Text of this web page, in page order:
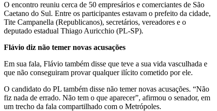
O encontro reuniu cerca de 50 empresários e comerciantes de São
Caetano do Sul. Entre os participantes estavam o prefeito da cidade,
Tite Campanella (Republicanos), secretários, vereadores e o
deputado estadual Thiago Auricchio (PL-SP).
Flávio diz não temer novas acusações
Em sua fala, Flávio também disse que teve a sua vida vasculhada e
que não conseguiram provar qualquer ilícito cometido por ele.
O candidato do PL também disse não temer novas acusações. “Não
fiz nada de errado. Não tem o que aparecer”, afirmou o senador, em
um trecho da fala compartilhado com o Metrópoles.